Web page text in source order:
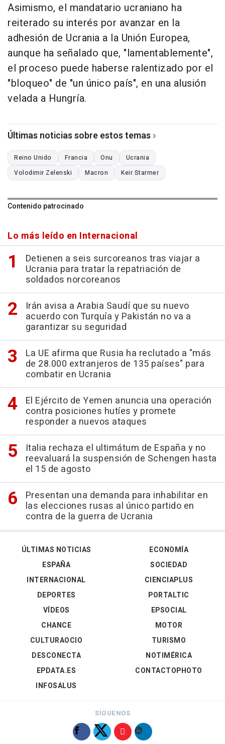
Asimismo, el mandatario ucraniano ha
reiterado su interés por avanzar en la
adhesión de Ucrania a la Unión Europea,
aunque ha señalado que, "lamentablemente",
el proceso puede haberse ralentizado por el
"bloqueo" de "un único país", en una alusión
velada a Hungría.
Últimas noticias sobre estos temas
Reino Unido Francia Onu
Ucrania
Volodimir Zelenski
Macron Keir Starmer
Contenido patrocinado
Lo más leído en Internacional
Detienen a seis surcoreanos tras viajar a
Ucrania para tratar la repatriación de
soldados norcoreanos
Irán avisa a Arabia Saudí que su nuevo
acuerdo con Turquía y Pakistán no va a
garantizar su seguridad
La UE afirma que Rusia ha reclutado a "más
de 28.000 extranjeros de 135 países" para
combatir en Ucrania
El Ejército de Yemen anuncia una operación
contra posiciones hutíes y promete
responder a nuevos ataques
Italia rechaza el ultimátum de España y no
reevaluará la suspensión de Schengen hasta
el 15 de agosto
Presentan una demanda para inhabilitar en
las elecciones rusas al único partido en
contra de la guerra de Ucrania
ÚLTIMAS NOTICIAS
ESPAÑA
INTERNACIONAL
DEPORTES
VÍDEOS
ECONOMÍA
SOCIEDAD
CIENCIAPLUS
PORTALTIC
EPSOCIAL
CHANCE
CULTURAOCIO
DESCONECTA
EPDATA.ES
INFOSALUS
MOTOR
TURISMO
NOTIMÉRICA
CONTACTOPHOTO
SÍGUENOS